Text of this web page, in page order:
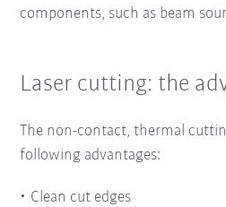
components, such as beam
Laser cutting: the
The non-contact, thermal
following advantages:
Clean cut edges